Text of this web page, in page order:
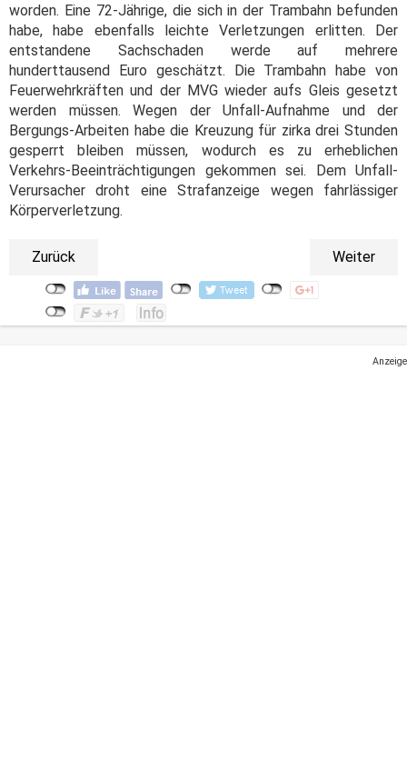
worden. Eine 72-Jährige, die sich in der Trambahn befunden
habe, habe ebenfalls leichte Verletzungen erlitten. Der
entstandene Sachschaden werde auf mehrere
hunderttausend Euro geschätzt. Die Trambahn habe von
Feuerwehrkräften und der MVG wieder aufs Gleis gesetzt
werden müssen. Wegen der Unfall-Aufnahme und der
Bergungs-Arbeiten habe die Kreuzung für zirka drei Stunden
gesperrt bleiben müssen, wodurch es zu erheblichen
Verkehrs-Beeinträchtigungen gekommen sei. Dem Unfall-
Verursacher droht eine Strafanzeige wegen fahrlässiger
Körperverletzung.
Zurück Weiter
Anzeige